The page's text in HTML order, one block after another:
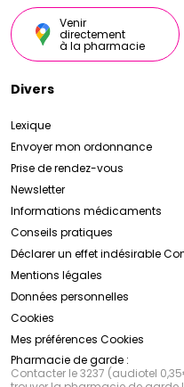
Venir
directement
à la pharmacie
Divers
Lexique
Envoyer mon ordonnance
Prise de rendez-vous
Newsletter
Informations médicaments
Conseils pratiques
Déclarer un effet indésirable
Mentions légales
Données personnelles
Cookies
Mes préférences Cookies
Pharmacie de garde :
Contacter le 3237 (audiotel